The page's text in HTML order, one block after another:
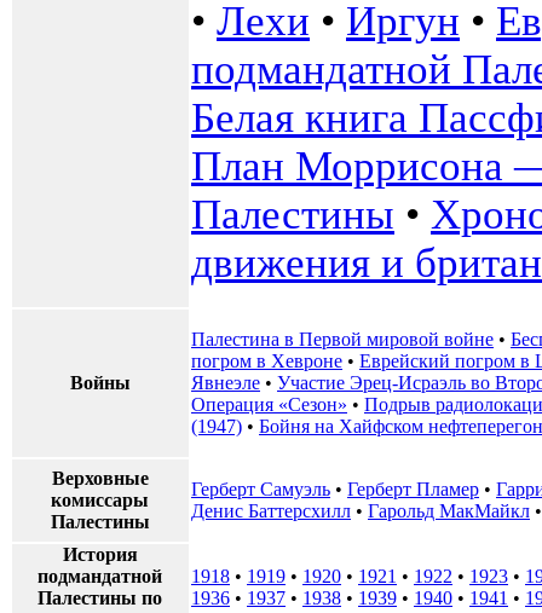
• Лехи • Иргун •
подмандатной
Белая книга
План Моррисона
Палестины •
движения и
Войны
Палестина в Первой мировой войне •
погром в Хевроне • Еврейский погром в
Явнеэле • Участие Эрец-Исраэль во
Операция «Сезон» • Подрыв
(1947) • Бойня на Хайфском
Верховные
комиссары
Палестины
Герберт Самуэль • Герберт Пламер •
Денис Баттерсхилл • Гарольд МакМайкл
История
подмандатной
Палестины по
1918 • 1919 • 1920 • 1921 • 1922 • 1923 •
1936 • 1937 • 1938 • 1939 • 1940 • 1941 •